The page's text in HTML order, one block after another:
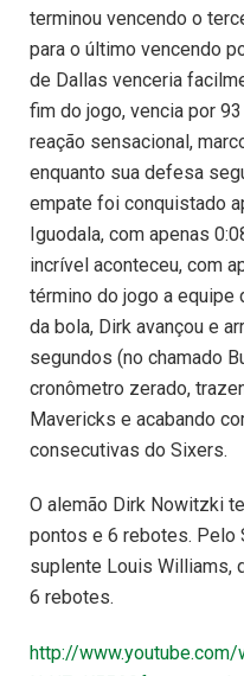
terminou vencendo o
para o último vencendo
de Dallas venceria
fim do jogo, vencia por
reação sensacional,
enquanto sua defesa
empate foi conquistado
Iguodala, com apenas
incrível aconteceu, com
término do jogo a equipe
da bola, Dirk avançou e
segundos (no chamado
cronômetro zerado,
Mavericks e acabando
consecutivas do Sixers.
O alemão Dirk Nowitzki
pontos e 6 rebotes. Pelo
suplente Louis Williams,
6 rebotes.
http://www.youtube.com/